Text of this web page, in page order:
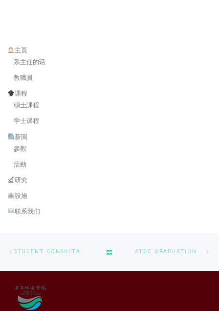
主页
系主任的话
教職員
课程
碩士課程
学士课程
新聞
參觀
活動
研究
設施
联系我们
STUDENT CONSULTATION MEETING FOR BACHELOR OF SCIENCE (HONOURS) IN COMPUTER SCIENCE BACK TO POST LIST ATDC GRADUATION EXHIBITION SHOWCASES CREATIVITY IN VR LAB